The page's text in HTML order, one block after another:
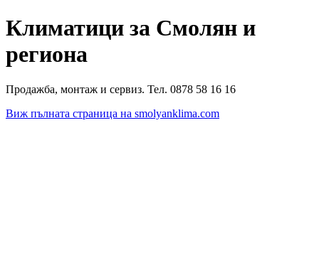
Климатици за Смолян и
региона
Продажба, монтаж и сервиз. Тел. 0878 58 16 16
Виж пълната страница на smolyanklima.com